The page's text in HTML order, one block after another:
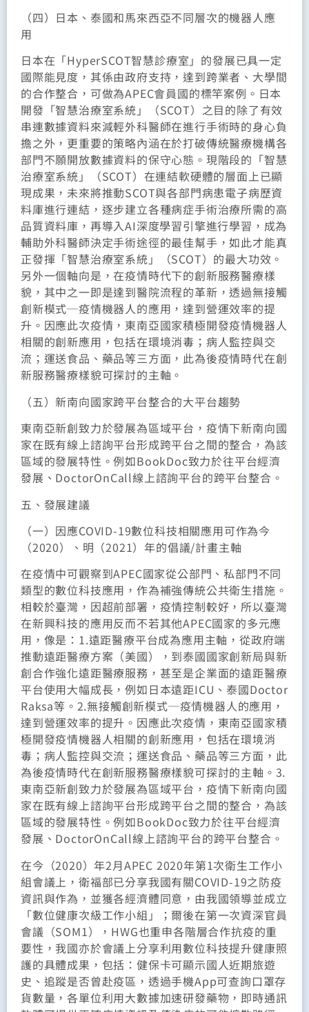
（四）日本、泰國和馬來西亞不同層次的機器人應
用
日本在「HyperSCOT智慧診療室」的發展已具一定
國際能見度，其係由政府支持，達到跨業者、大學間
的合作整合，可做為APEC會員國的標竿案例。日本
開發「智慧治療室系統」（SCOT）之目的除了有效
串連數據資料來減輕外科醫師在進行手術時的身心負
擔之外，更重要的策略內涵在於打破傳統醫療機構各
部門不願開放數據資料的保守心態。現階段的「智慧
治療室系統」（SCOT）在連結軟硬體的層面上已顯
現成果，未來將推動SCOT與各部門病患電子病歷資
料庫進行連結，逐步建立各種病症手術治療所需的高
品質資料庫，再導入AI深度學習引擎進行學習，成為
輔助外科醫師決定手術途徑的最佳幫手，如此才能真
正發揮「智慧治療室系統」（SCOT）的最大功效。
另外一個軸向是，在疫情時代下的創新服務醫療樣
貌，其中之一即是達到醫院流程的革新，透過無接觸
創新模式─疫情機器人的應用，達到營運效率的提
升。因應此次疫情，東南亞國家積極開發疫情機器人
相關的創新應用，包括在環境消毒；病人監控與交
流；運送食品、藥品等三方面，此為後疫情時代在創
新服務醫療樣貌可探討的主軸。
（五）新南向國家跨平台整合的大平台趨勢
東南亞新創致力於發展為區域平台，疫情下新南向國
家在既有線上諮詢平台形成跨平台之間的整合，為該
區域的發展特性。例如BookDoc致力於往平台經濟
發展、DoctorOnCall線上諮詢平台的跨平台整合。
五、發展建議
（一）因應COVID-19數位科技相關應用可作為今
（2020）、明（2021）年的倡議/計畫主軸
在疫情中可觀察到APEC國家從公部門、私部門不同
類型的數位科技應用，作為補強傳統公共衛生措施。
相較於臺灣，因超前部署，疫情控制較好，所以臺灣
在新興科技的應用反而不若其他APEC國家的多元應
用，像是：1.遠距醫療平台成為應用主軸，從政府端
推動遠距醫療方案（美國），到泰國國家創新局與新
創合作強化遠距醫療服務，甚至是企業面的遠距醫療
平台使用大幅成長，例如日本遠距ICU、泰國Doctor
Raksa等。2.無接觸創新模式─疫情機器人的應用，
達到營運效率的提升。因應此次疫情，東南亞國家積
極開發疫情機器人相關的創新應用，包括在環境消
毒；病人監控與交流；運送食品、藥品等三方面，此
為後疫情時代在創新服務醫療樣貌可探討的主軸。3.
東南亞新創致力於發展為區域平台，疫情下新南向國
家在既有線上諮詢平台形成跨平台之間的整合，為該
區域的發展特性。例如BookDoc致力於往平台經濟
發展、DoctorOnCall線上諮詢平台的跨平台整合。
在今（2020）年2月APEC 2020年第1次衛生工作小
組會議上，衛福部已分享我國有關COVID-19之防疫
資訊與作為，並獲各經濟體同意，由我國領導並成立
「數位健康次級工作小組」；爾後在第一次資深官員
會議（SOM1），HWG也重申各階層合作抗疫的重
要性，我國亦於會議上分享利用數位科技提升健康照
護的具體成果，包括：健保卡可顯示國人近期旅遊
史、追蹤是否曾赴疫區，透過手機App可查詢口罩存
貨數量，各單位利用大數據加速研發藥物，即時通訊